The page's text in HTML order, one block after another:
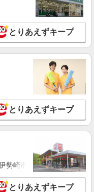
ー
チーフ候補）【正社員】
与
賞与年2回
苑 （東京都大田区北糀谷
詳細を見る
ー
アルバイト・パート】
制度：あり 年1回の評価
す。 ※アルバイト賞与（寸
年数により金額UP。
都大田区西六郷4丁目34－
とりあえずキープ
とりあえずキープ
勢崎市・太田市・館林市
とりあえずキープ